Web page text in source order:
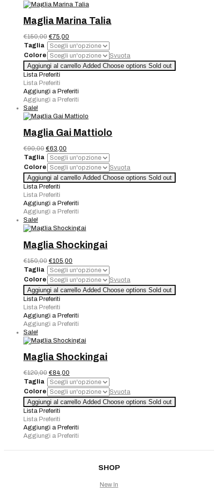
Maglia Marina Talia
€150,00 Il
prezzo
originale
era:
€150,00.
€75,00
prezzo
attuale
è:
€75,00.
Taglia
Colore
Svuota
Maglia
Marina
Talia
quantità
Aggiungi al carrello Added Choose options Sold out
Lista Preferiti
Lista Preferiti
Aggiungi a Preferiti
Aggiungi a Preferiti
Sale!
Maglia Gai Mattiolo
€90,00 Il
prezzo
originale
era:
€90,00.
€63,00
prezzo
attuale
è:
€63,00.
Taglia
Colore
Svuota
Maglia
Gai
Mattiolo
quantità
Aggiungi al carrello Added Choose options Sold out
Lista Preferiti
Lista Preferiti
Aggiungi a Preferiti
Aggiungi a Preferiti
Sale!
Maglia Shockingai
€150,00 Il
prezzo
originale
era:
€150,00.
€105,00
prezzo
attuale
è:
€105,00.
Taglia
Colore
Svuota
Maglia
Shockingai
quantità
Aggiungi al carrello Added Choose options Sold out
Lista Preferiti
Lista Preferiti
Aggiungi a Preferiti
Aggiungi a Preferiti
Sale!
Maglia Shockingai
€120,00 Il
prezzo
originale
era:
€120,00.
€84,00
prezzo
attuale
è:
€84,00.
Taglia
Colore
Svuota
Maglia
Shockingai
quantità
Aggiungi al carrello Added Choose options Sold out
Lista Preferiti
Lista Preferiti
Aggiungi a Preferiti
Aggiungi a Preferiti
SHOP
New In